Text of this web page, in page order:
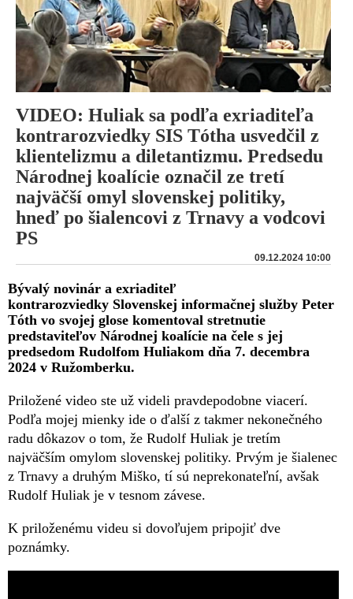
VIDEO: Huliak sa podľa exriaditeľa
kontrarozviedky SIS Tótha usvedčil z
klientelizmu a diletantizmu. Predsedu
Národnej koalície označil ze tretí
najväčší omyl slovenskej politiky,
hneď po šialencovi z Trnavy a vodcovi
PS
09.12.2024 10:00
Bývalý novinár a exriaditeľ
kontrarozviedky Slovenskej informačnej služby Peter
Tóth vo svojej glose komentoval stretnutie
predstaviteľov Národnej koalície na čele s jej
predsedom Rudolfom Huliakom dňa 7. decembra
2024 v Ružomberku.
Priložené video ste už videli pravdepodobne viacerí.
Podľa mojej mienky ide o ďalší z takmer nekonečného
radu dôkazov o tom, že Rudolf Huliak je tretím
najväčším omylom slovenskej politiky. Prvým je šialenec
z Trnavy a druhým Miško, tí sú neprekonateľní, avšak
Rudolf Huliak je v tesnom závese.
K priloženému videu si dovoľujem pripojiť dve
poznámky.